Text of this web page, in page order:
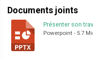
Documents joints
Présenter son
Powerpoint - 5.7